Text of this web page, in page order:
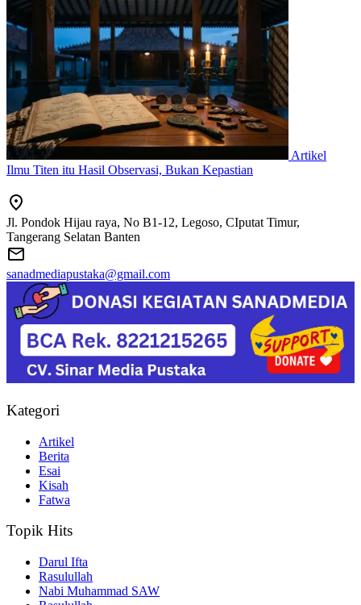
Artikel
Ilmu Titen itu Hasil Observasi, Bukan Kepastian
Jl. Pondok Hijau raya, No B1-12, Legoso, CIputat Timur,
Tangerang Selatan Banten
sanadmediapustaka@gmail.com
Kategori
Artikel
Berita
Esai
Kisah
Fatwa
Topik Hits
Darul Ifta
Rasulullah
Nabi Muhammad SAW